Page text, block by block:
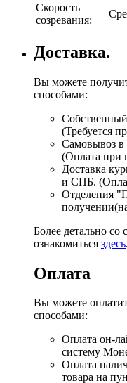
Скорость
созревания:
Доставка.
Вы можете
способами:
(Требуется
Самовывоз в
(Оплата при
Доставка
и СПБ.
Отделения
Более детально
ознакомиться здесь.
Оплата
Вы можете
способами:
Оплата он-
систему
Оплата
товара на